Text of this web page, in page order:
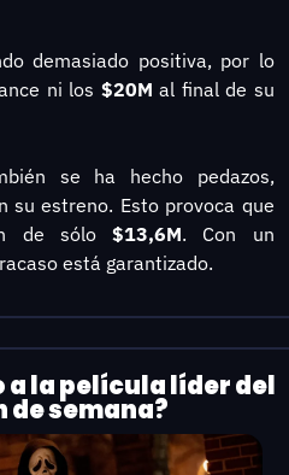
demasiado positiva, por lo
ni los $20M al final de su
se ha hecho pedazos,
su estreno. Esto provoca que
de sólo $13,6M. Con un
está garantizado.
a la película líder del
de semana?